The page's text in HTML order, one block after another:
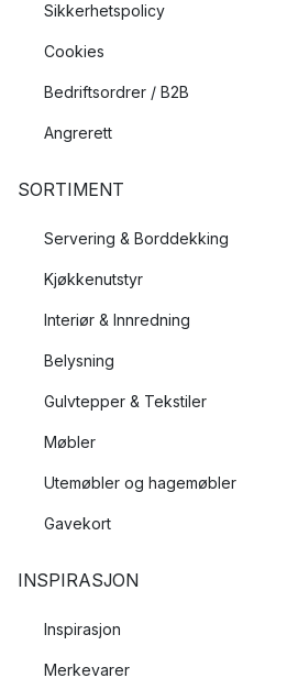
Sikkerhetspolicy
Cookies
Bedriftsordrer / B2B
Angrerett
SORTIMENT
Servering & Borddekking
Kjøkkenutstyr
Interiør & Innredning
Belysning
Gulvtepper & Tekstiler
Møbler
Utemøbler og hagemøbler
Gavekort
INSPIRASJON
Inspirasjon
Merkevarer